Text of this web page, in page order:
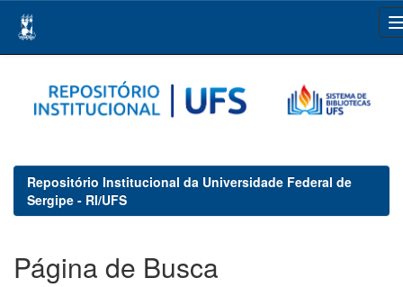
navigation
Repositório Institucional da Universidade Federal de
Sergipe - RI/UFS
Página de Busca